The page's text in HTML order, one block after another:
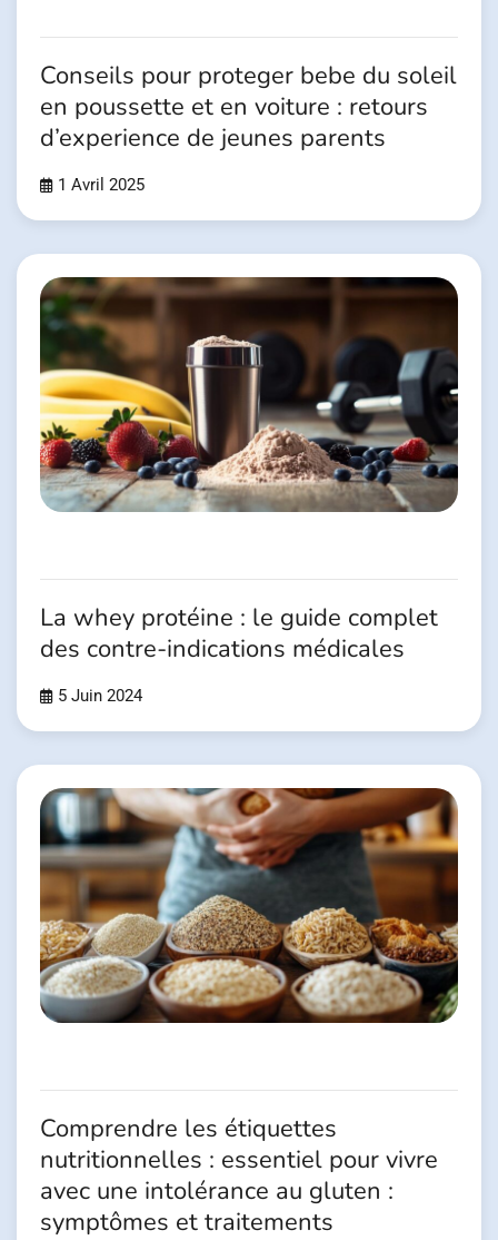
Conseils pour proteger bebe du soleil
en poussette et en voiture : retours
d’experience de jeunes parents
1 Avril 2025
La whey protéine : le guide complet
des contre-indications médicales
5 Juin 2024
Comprendre les étiquettes
nutritionnelles : essentiel pour vivre
avec une intolérance au gluten :
symptômes et traitements